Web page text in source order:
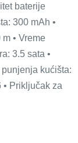
baterije
300 mAh •
• Vreme
3.5 sata •
kućišta:
• Priključak za